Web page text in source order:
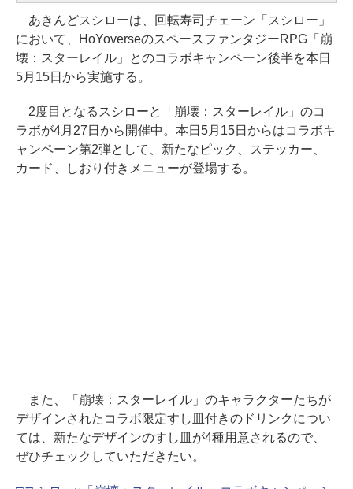
あきんどスシローは、回転寿司チェーン「スシロー」
において、HoYoverseのスペースファンタジーRPG「崩
壊：スターレイル」とのコラボキャンペーン後半を本日
5月15日から実施する。
2度目となるスシローと「崩壊：スターレイル」のコ
ラボが4月27日から開催中。本日5月15日からはコラボキ
ャンペーン第2弾として、新たなピック、ステッカー、
カード、しおり付きメニューが登場する。
また、「崩壊：スターレイル」のキャラクターたちが
デザインされたコラボ限定すし皿付きのドリンクについ
ては、新たなデザインのすし皿が4種用意されるので、
ぜひチェックしていただきたい。